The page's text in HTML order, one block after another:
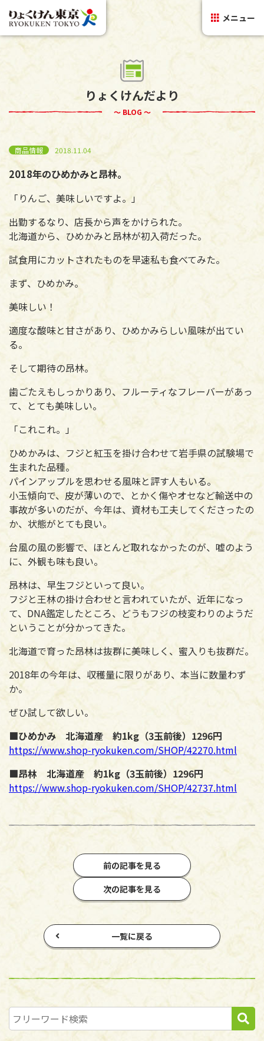
メニュー
りょくけんだより
～ BLOG ～
商品情報 2018.11.04
2018年のひめかみと昂林。
「りんご、美味しいですよ。」
出勤するなり、店長から声をかけられた。
北海道から、ひめかみと昂林が初入荷だった。
試食用にカットされたものを早速私も食べてみた。
まず、ひめかみ。
美味しい！
適度な酸味と甘さがあり、ひめかみらしい風味が出てい
る。
そして期待の昂林。
歯ごたえもしっかりあり、フルーティなフレーバーがあっ
て、とても美味しい。
「これこれ。」
ひめかみは、フジと紅玉を掛け合わせて岩手県の試験場で
生まれた品種。
パインアップルを思わせる風味と評す人もいる。
小玉傾向で、皮が薄いので、とかく傷やオセなど輸送中の
事故が多いのだが、今年は、資材も工夫してくださったの
か、状態がとても良い。
台風の風の影響で、ほとんど取れなかったのが、嘘のよう
に、外観も味も良い。
昂林は、早生フジといって良い。
フジと王林の掛け合わせと言われていたが、近年になっ
て、DNA鑑定したところ、どうもフジの枝変わりのようだ
ということが分かってきた。
北海道で育った昂林は抜群に美味しく、蜜入りも抜群だ。
2018年の今年は、収穫量に限りがあり、本当に数量わず
か。
ぜひ試して欲しい。
■ひめかみ 北海道産 約1kg（3玉前後）1296円
https://www.shop-ryokuken.com/SHOP/42270.html
■昂林 北海道産 約1kg（3玉前後）1296円
https://www.shop-ryokuken.com/SHOP/42737.html
前の記事を見る
次の記事を見る
一覧に戻る